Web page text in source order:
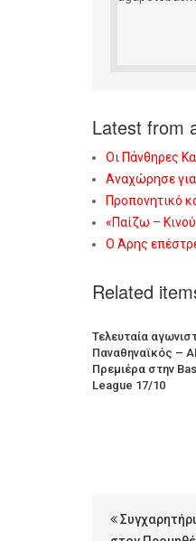
Latest from
Οι Πάνθηρες
Αναχώρησε για
Προπονητικό
«Παίζω –
Ο Άρης
Related
Τελευταία
Παναθηναϊκός –
Πρεμιέρα στην
League 17/10